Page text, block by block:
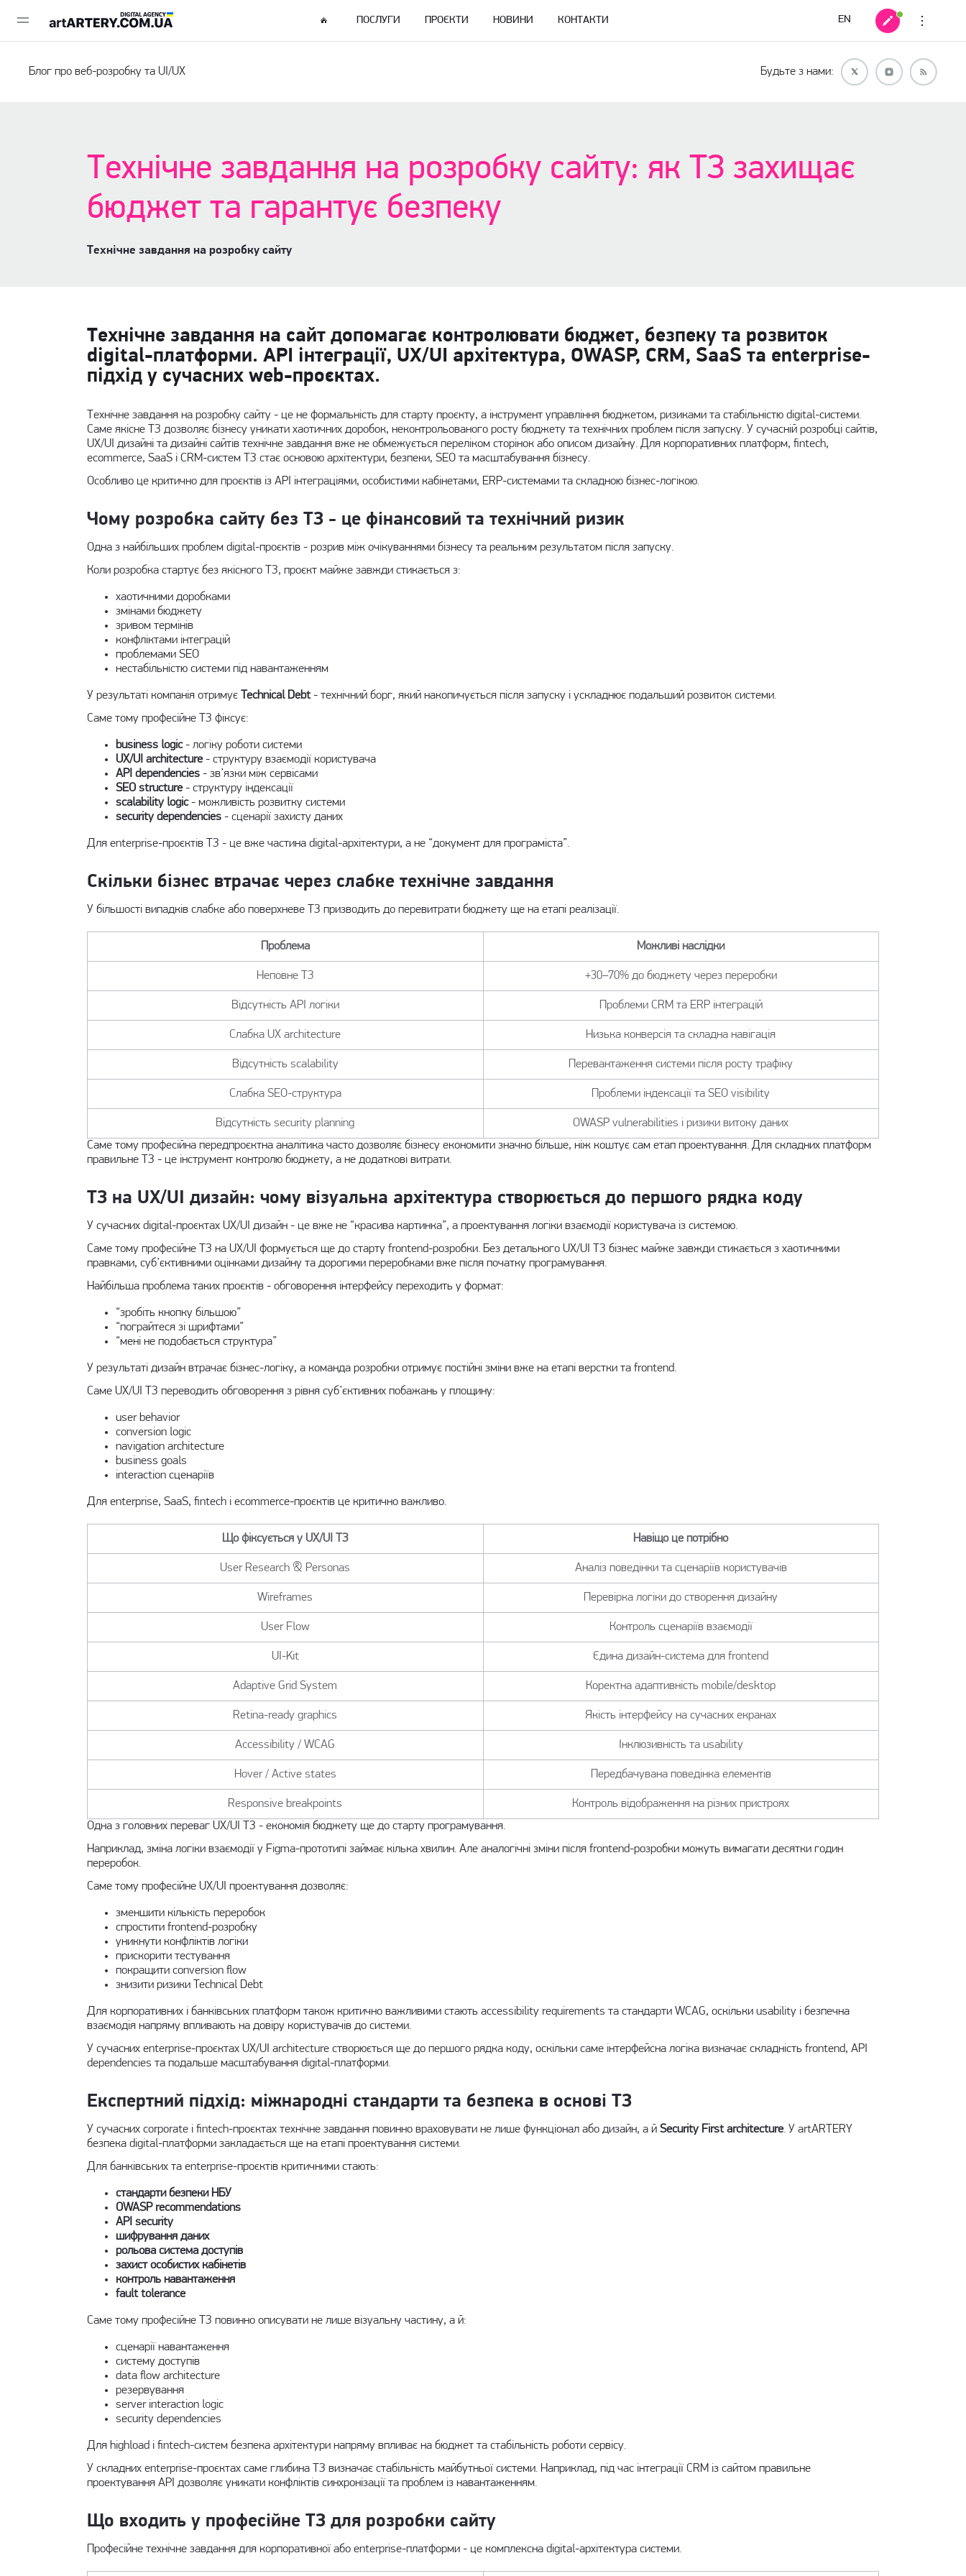
ПОСЛУГИ ПРОЄКТИ НОВИНИ КОНТАКТИ EN
Блог про веб-розробку та UI/UX Будьте з нами:
Технічне завдання на розробку сайту: як ТЗ захищає
бюджет та гарантує безпеку
Технічне завдання на розробку сайту
Технічне завдання на сайт допомагає контролювати бюджет, безпеку та розвиток
digital-платформи. API інтеграції, UX/UI архітектура, OWASP, CRM, SaaS та enterprise-
підхід у сучасних web-проєктах.
Технічне завдання на розробку сайту - це не формальність для старту проєкту, а інструмент управління бюджетом, ризиками та стабільністю digital-системи.
Саме якісне ТЗ дозволяє бізнесу уникати хаотичних доробок, неконтрольованого росту бюджету та технічних проблем після запуску. У сучасній розробці сайтів,
UX/UI дизайніта дизайні сайтівтехнічне завдання вже не обмежується переліком сторінок або описом дизайну. Для корпоративних платформ, fintech,
ecommerce, SaaS і CRM-систем ТЗ стає основою архітектури, безпеки, SEO та масштабування бізнесу.
Особливо це критично для проєктів із API інтеграціями, особистими кабінетами, ERP-системами та складною бізнес-логікою.
Чому розробка сайту без ТЗ - це фінансовий та технічний ризик
Одна з найбільших проблем digital-проєктів - розрив між очікуваннями бізнесу та реальним результатом після запуску.
Коли розробка стартує без якісного ТЗ, проєкт майже завжди стикається з:
хаотичними доробками
змінами бюджету
зривом термінів
конфліктами інтеграцій
проблемами SEO
нестабільністю системи під навантаженням
У результаті компанія отримує Technical Debt- технічний борг, який накопичується після запуску і ускладнює подальший розвиток системи.
Саме тому професійне ТЗ фіксує:
business logic- логіку роботи системи
UX/UI architecture- структуру взаємодії користувача
API dependencies- зв’язки між сервісами
SEO structure- структуру індексації
scalability logic- можливість розвитку системи
security dependencies- сценарії захисту даних
Для enterprise-проєктів ТЗ - це вже частина digital-архітектури, а не “документ для програміста”.
Скільки бізнес втрачає через слабке технічне завдання
У більшості випадків слабке або поверхневе ТЗ призводить до перевитрати бюджету ще на етапі реалізації.
Проблема Можливі наслідки
Неповне ТЗ +30–70% до бюджету через переробки
Відсутність API логіки Проблеми CRM та ERP інтеграцій
Слабка UX architecture Низька конверсія та складна навігація
Відсутність scalability Перевантаження системи після росту трафіку
Слабка SEO-структура Проблеми індексації та SEO visibility
Відсутність security planning
OWASP vulnerabilities і ризики витоку даних
Саме тому професійна передпроєктна аналітика часто дозволяє бізнесу економити значно більше, ніж коштує сам етап проектування. Для складних платформ
правильне ТЗ - це інструмент контролю бюджету, а не додаткові витрати.
ТЗ на UX/UI дизайн: чому візуальна архітектура створюється до першого рядка коду
У сучасних digital-проєктах UX/UI дизайн - це вже не “красива картинка”, а проектування логіки взаємодії користувача із системою.
Саме тому професійне ТЗ на UX/UI формується ще до старту frontend-розробки. Без детального UX/UI ТЗ бізнес майже завжди стикається з хаотичними
правками, суб’єктивними оцінками дизайну та дорогими переробками вже після початку програмування.
Найбільша проблема таких проєктів - обговорення інтерфейсу переходить у формат:
“зробіть кнопку більшою”
“пограйтеся зі шрифтами”
“мені не подобається структура”
У результаті дизайн втрачає бізнес-логіку, а команда розробки отримує постійні зміни вже на етапі верстки та frontend.
Саме UX/UI ТЗ переводить обговорення з рівня суб’єктивних побажань у площину:
user behavior
conversion logic
navigation architecture
business goals
interaction сценаріїв
Для enterprise, SaaS, fintech і ecommerce-проєктів це критично важливо.
Що фіксується у UX/UI ТЗ Навіщо це потрібно
User Research & Personas Аналіз поведінки та сценаріїв користувачів
Wireframes Перевірка логіки до створення дизайну
User Flow Контроль сценаріїв взаємодії
UI-Kit Єдина дизайн-система для frontend
Adaptive Grid System Коректна адаптивність mobile/desktop
Retina-ready graphics Якість інтерфейсу на сучасних екранах
Accessibility / WCAG Інклюзивність та usability
Hover / Active states Передбачувана поведінка елементів
Responsive breakpoints
Контроль відображення на різних пристроях
Одна з головних переваг UX/UI ТЗ - економія бюджету ще до старту програмування.
Наприклад, зміна логіки взаємодії у Figma-прототипі займає кілька хвилин. Але аналогічні зміни після frontend-розробки можуть вимагати десятки годин
переробок.
Саме тому професійне UX/UI проектування дозволяє:
зменшити кількість переробок
спростити frontend-розробку
уникнути конфліктів логіки
прискорити тестування
покращити conversion flow
знизити ризики Technical Debt
Для корпоративних і банківських платформ також критично важливими стають accessibility requirements та стандарти WCAG, оскільки usability і безпечна
взаємодія напряму впливають на довіру користувачів до системи.
У сучасних enterprise-проєктах UX/UI architecture створюється ще до першого рядка коду, оскільки саме інтерфейсна логіка визначає складність frontend, API
dependencies та подальше масштабування digital-платформи.
Експертний підхід: міжнародні стандарти та безпека в основі ТЗ
У сучасних corporate і fintech-проєктах технічне завдання повинно враховувати не лише функціонал або дизайн, а й Security First architecture. У artARTERY
безпека digital-платформи закладається ще на етапі проектування системи.
Для банківських та enterprise-проєктів критичними стають:
стандарти безпеки НБУ
OWASP recommendations
API security
шифрування даних
рольова система доступів
захист особистих кабінетів
контроль навантаження
fault tolerance
Саме тому професійне ТЗ повинно описувати не лише візуальну частину, а й:
сценарії навантаження
систему доступів
data flow architecture
резервування
server interaction logic
security dependencies
Для highload і fintech-систем безпека архітектури напряму впливає на бюджет та стабільність роботи сервісу.
У складних enterprise-проєктах саме глибина ТЗ визначає стабільність майбутньої системи. Наприклад, під час інтеграції CRM із сайтомправильне
проектування API дозволяє уникати конфліктів синхронізації та проблем із навантаженням.
Що входить у професійне ТЗ для розробки сайту
Професійне технічне завдання для корпоративної або enterprise-платформи - це комплексна digital-архітектура системи.